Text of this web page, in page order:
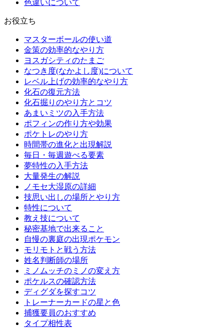
色違いについて
お役立ち
マスターボールの使い道
金策の効率的なやり方
ヨスガシティのたまご
なつき度(なかよし度)について
レベル上げの効率的なやり方
化石の復元方法
化石掘りのやり方とコツ
あまいミツの入手方法
ポフィンの作り方や効果
ポケトレのやり方
時間帯の進化と出現解説
毎日・毎週遊べる要素
夢特性の入手方法
大量発生の解説
ノモセ大湿原の詳細
技思い出しの場所とやり方
特性について
教え技について
秘密基地で出来ること
自慢の裏庭の出現ポケモン
モリモトと戦う方法
姓名判断師の場所
ミノムッチのミノの変え方
ポケルスの確認方法
ディグダを探すコツ
トレーナーカードの星と色
捕獲要員のおすすめ
タイプ相性表